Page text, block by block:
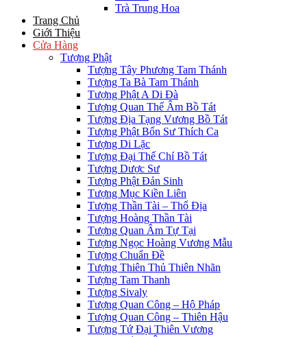
Trà Trung Hoa
Trang Chủ
Giới Thiệu
Cửa Hàng
Tượng Phật
Tượng Tây Phương Tam Thánh
Tượng Ta Bà Tam Thánh
Tượng Phật A Di Đà
Tượng Quan Thế Âm Bồ Tát
Tượng Địa Tạng Vương Bồ Tát
Tượng Phật Bổn Sư Thích Ca
Tượng Di Lặc
Tượng Đại Thế Chí Bồ Tát
Tượng Dược Sư
Tượng Phật Đản Sinh
Tượng Mục Kiền Liên
Tượng Thần Tài – Thổ Địa
Tượng Hoàng Thần Tài
Tượng Quan Âm Tự Tại
Tượng Ngọc Hoàng Vương Mẫu
Tượng Chuẩn Đề
Tượng Thiên Thủ Thiên Nhãn
Tượng Tam Thanh
Tượng Sivaly
Tượng Quan Công – Hộ Pháp
Tượng Quan Công – Thiên Hậu
Tượng Tứ Đại Thiên Vương